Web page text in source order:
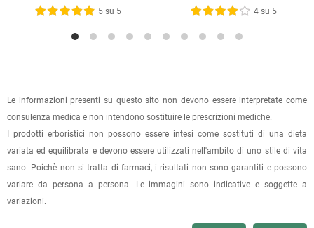
La spedizione è accompagnata da un riepilogo d'ordine,
oppure dalla fattura se richiesta al momento dell'ordine
Dalla tuaArea Cliente potrai verificare lo stato di lavorazione
dell'ordine e lo stato della spedizione.
Per qualsiasi informazione, contattaci viae-mail .
Per maggiori dettagli, vedi leCondizioni di vendita .
5 su 5 4 su 5
Le informazioni presenti su questo sito non devono essere interpretate come
consulenza medica e non intendono sostituire le prescrizioni mediche.
I prodotti erboristici non possono essere intesi come sostituti di una dieta
variata ed equilibrata e devono essere utilizzati nell'ambito di uno stile di vita
sano. Poichè non si tratta di farmaci, i risultati non sono garantiti e possono
variare da persona a persona. Le immagini sono indicative e soggette a
variazioni.